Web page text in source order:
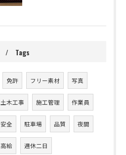
Tags
免許 フリー素材 写真
土木工事 施工管理 作業員
安全 駐車場 品質 夜間
高給 週休二日